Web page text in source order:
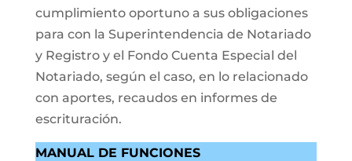
cumplimiento oportuno a sus obligaciones
para con la Superintendencia de Notariado
y Registro y el Fondo Cuenta Especial del
Notariado, según el caso, en lo relacionado
con aportes, recaudos en informes de
escrituración.
MANUAL DE FUNCIONES